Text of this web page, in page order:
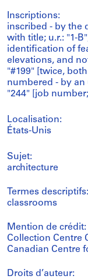
Inscriptions:
inscribed - by the
with title; u.r.: "1-
identification of
elevations, and
"#199" [twice,
numbered - by an
"244" [job
Localisation:
États-Unis
Sujet:
architecture
Termes descriptifs:
classrooms
Mention de crédit:
Collection Centre
Canadian Centre
Droits d’auteur: